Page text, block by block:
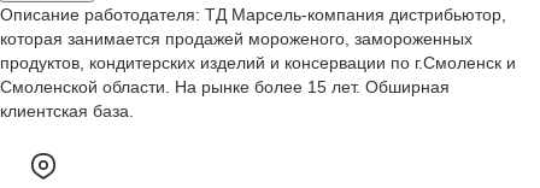
Описание работодателя: ТД Марсель-компания дистрибьютор,
которая занимается продажей мороженого, замороженных
продуктов, кондитерских изделий и консервации по г.Смоленск и
Смоленской области. На рынке более 15 лет. Обширная
клиентская база.